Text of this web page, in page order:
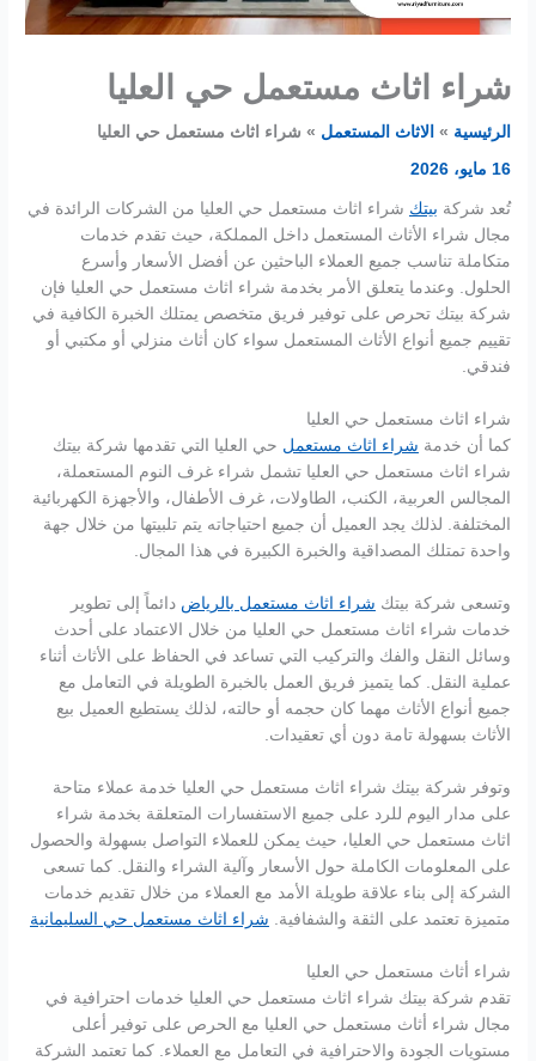
شراء اثاث مستعمل حي العليا
الرئيسية الاثاث المستعمل شراء اثاث مستعمل حي العليا
16 مايو، 2026
تُعد شركة بيتك شراء اثاث مستعمل حي العليا من الشركات الرائدة في
مجال شراء الأثاث المستعمل داخل المملكة، حيث تقدم خدمات
متكاملة تناسب جميع العملاء الباحثين عن أفضل الأسعار وأسرع
الحلول. وعندما يتعلق الأمر بخدمة شراء اثاث مستعمل حي العليا فإن
شركة بيتك تحرص على توفير فريق متخصص يمتلك الخبرة الكافية في
تقييم جميع أنواع الأثاث المستعمل سواء كان أثاث منزلي أو مكتبي أو
فندقي.
شراء اثاث مستعمل حي العليا
كما أن خدمة شراء اثاث مستعمل حي العليا التي تقدمها شركة بيتك
شراء اثاث مستعمل حي العليا تشمل شراء غرف النوم المستعملة،
المجالس العربية، الكنب، الطاولات، غرف الأطفال، والأجهزة الكهربائية
المختلفة. لذلك يجد العميل أن جميع احتياجاته يتم تلبيتها من خلال جهة
واحدة تمتلك المصداقية والخبرة الكبيرة في هذا المجال.
وتسعى شركة بيتك شراء اثاث مستعمل بالرياض دائماً إلى تطوير
خدمات شراء اثاث مستعمل حي العليا من خلال الاعتماد على أحدث
وسائل النقل والفك والتركيب التي تساعد في الحفاظ على الأثاث أثناء
عملية النقل. كما يتميز فريق العمل بالخبرة الطويلة في التعامل مع
جميع أنواع الأثاث مهما كان حجمه أو حالته، لذلك يستطيع العميل بيع
الأثاث بسهولة تامة دون أي تعقيدات.
وتوفر شركة بيتك شراء اثاث مستعمل حي العليا خدمة عملاء متاحة
على مدار اليوم للرد على جميع الاستفسارات المتعلقة بخدمة شراء
اثاث مستعمل حي العليا، حيث يمكن للعملاء التواصل بسهولة والحصول
على المعلومات الكاملة حول الأسعار وآلية الشراء والنقل. كما تسعى
الشركة إلى بناء علاقة طويلة الأمد مع العملاء من خلال تقديم خدمات
متميزة تعتمد على الثقة والشفافية. شراء اثاث مستعمل حي السليمانية
شراء أثاث مستعمل حي العليا
تقدم شركة بيتك شراء اثاث مستعمل حي العليا خدمات احترافية في
مجال شراء أثاث مستعمل حي العليا مع الحرص على توفير أعلى
مستويات الجودة والاحترافية في التعامل مع العملاء. كما تعتمد الشركة